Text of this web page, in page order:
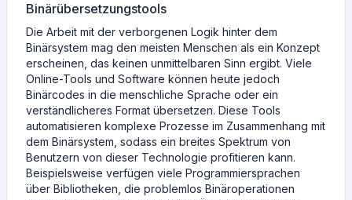
Binärübersetzungstools
Die Arbeit mit der verborgenen Logik hinter dem
Binärsystem mag den meisten Menschen als ein Konzept
erscheinen, das keinen unmittelbaren Sinn ergibt. Viele
Online-Tools und Software können heute jedoch
Binärcodes in die menschliche Sprache oder ein
verständlicheres Format übersetzen. Diese Tools
automatisieren komplexe Prozesse im Zusammenhang mit
dem Binärsystem, sodass ein breites Spektrum von
Benutzern von dieser Technologie profitieren kann.
Beispielsweise verfügen viele Programmiersprachen
über Bibliotheken, die problemlos Binäroperationen